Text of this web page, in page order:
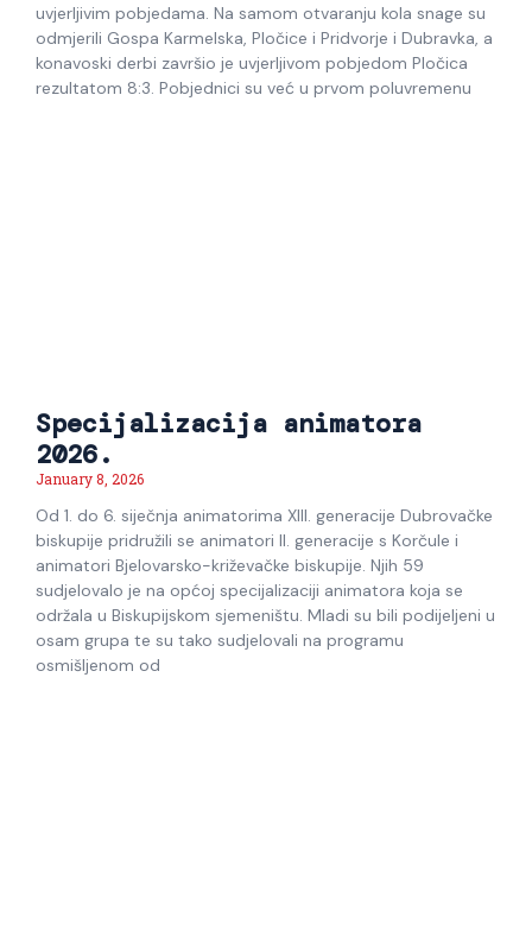
uvjerljivim pobjedama. Na samom otvaranju kola snage su
odmjerili Gospa Karmelska, Pločice i Pridvorje i Dubravka, a
konavoski derbi završio je uvjerljivom pobjedom Pločica
rezultatom 8:3. Pobjednici su već u prvom poluvremenu
Specijalizacija animatora
2026.
January 8, 2026
Od 1. do 6. siječnja animatorima XIII. generacije Dubrovačke
biskupije pridružili se animatori II. generacije s Korčule i
animatori Bjelovarsko-križevačke biskupije. Njih 59
sudjelovalo je na općoj specijalizaciji animatora koja se
održala u Biskupijskom sjemeništu. Mladi su bili podijeljeni u
osam grupa te su tako sudjelovali na programu
osmišljenom od